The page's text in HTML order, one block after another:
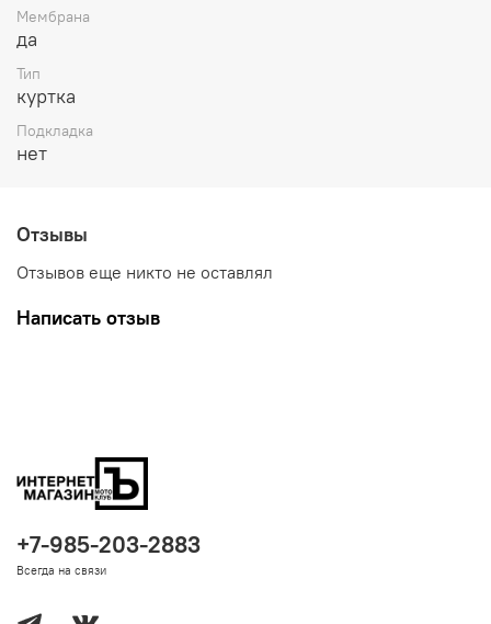
Мембрана
да
Тип
куртка
Подкладка
нет
Отзывы
Отзывов еще никто не оставлял
Написать отзыв
+7-985-203-2883
Всегда на связи